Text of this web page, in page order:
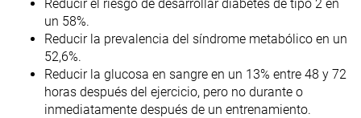
Reducir el riesgo de desarrollar diabetes de tipo 2 en
un 58%.
Reducir la prevalencia del síndrome metabólico en un
52,6%.
Reducir la glucosa en sangre en un 13% entre 48 y 72
horas después del ejercicio, pero no durante o
inmediatamente después de un entrenamiento.